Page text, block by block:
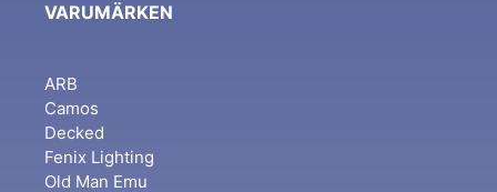
VARUMÄRKEN
ARB
Camos
Decked
Fenix Lighting
Old Man Emu